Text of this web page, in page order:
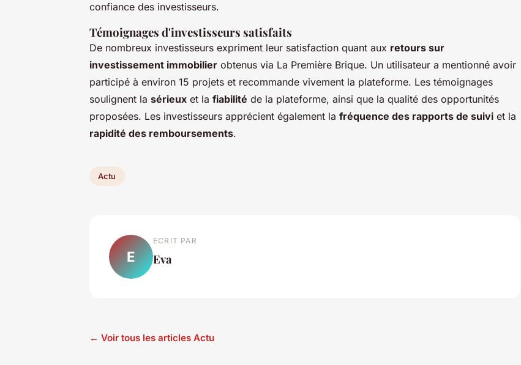
confiance des investisseurs.
Témoignages d'investisseurs satisfaits
De nombreux investisseurs expriment leur satisfaction quant aux retours sur
investissement immobilier obtenus via La Première Brique. Un utilisateur a mentionné avoir
participé à environ 15 projets et recommande vivement la plateforme. Les témoignages
soulignent la sérieux et la fiabilité de la plateforme, ainsi que la qualité des opportunités
proposées. Les investisseurs apprécient également la fréquence des rapports de suivi et la
rapidité des remboursements.
Actu
E
ECRIT PAR
Eva
← Voir tous les articles Actu